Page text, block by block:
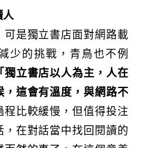
人
可是獨立書店面對網路載
少的挑戰，青鳥也不例
獨立書店以人為主，人在
，這會有溫度，與網路不
程比較緩慢，但值得投注
，在對話當中找回閱讀的